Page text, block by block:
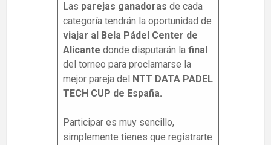
Las parejas ganadoras de cada
categoría tendrán la oportunidad de
viajar al Bela Pádel Center de
Alicante donde disputarán la final
del torneo para proclamarse la
mejor pareja del
NTT DATA PADEL
TECH CUP de España.
Participar es muy sencillo,
simplemente tienes que registrarte